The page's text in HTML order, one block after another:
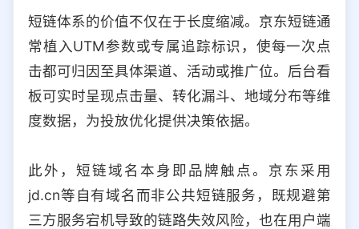
短链体系的价值不仅在于长度缩减。京东短链通
常植入UTM参数或专属追踪标识，使每一次点
击都可归因至具体渠道、活动或推广位。后台看
板可实时呈现点击量、转化漏斗、地域分布等维
度数据，为投放优化提供决策依据。
此外，短链域名本身即品牌触点。京东采用
jd.cn等自有域名而非公共短链服务，既规避第
三方服务宕机导致的链路失效风险，也在用户端